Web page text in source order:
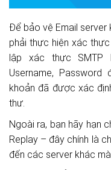
Để bảo vệ Email
phải thực hiện xác
lập xác thực SMTP
Username,
khoản đã được xác
thư.
Ngoài ra, bạn hãy hạn
Replay – đây chính là
đến các server khác